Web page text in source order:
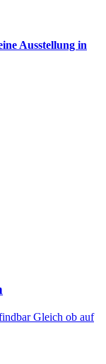
Ausstellung in
Gleich ob auf